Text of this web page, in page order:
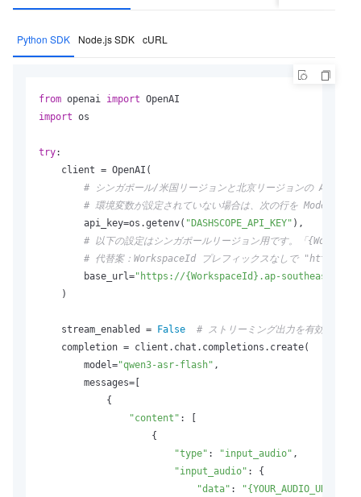
Python SDK Node.js SDK cURL
from openai import
import os
try:
    client = OpenAI(
# シンガポール/米国リージョンと北京リージョンの
# 環境変数が設定されていない場合は、次の行を Model
        api_key=os.getenv(
"DASHSCOPE_API_KEY" ),
# 以下の設定はシンガポールリージョン用です。「
# 代替案：WorkspaceId プレフィックスなしで
        base_url=
"https://{WorkspaceId}.ap-southeast-
    )
    stream_enabled =
False
# ストリーミング出力を有効にする
    completion = client.chat.completions.create(
        model=
"qwen3-asr-flash" ,
        messages=[
            {
"content" : [
                    {
"type" : "input_audio" ,
"input_audio" : {
"data" :
"{YOUR_AUDIO_URL}"